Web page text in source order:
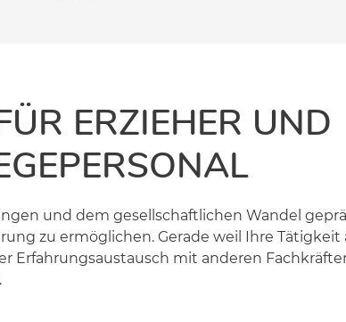
ERZIEHER UND
und dem gesellschaftlichen Wandel
zu ermöglichen. Gerade weil Ihre Tätigkeit
Erfahrungsaustausch mit anderen